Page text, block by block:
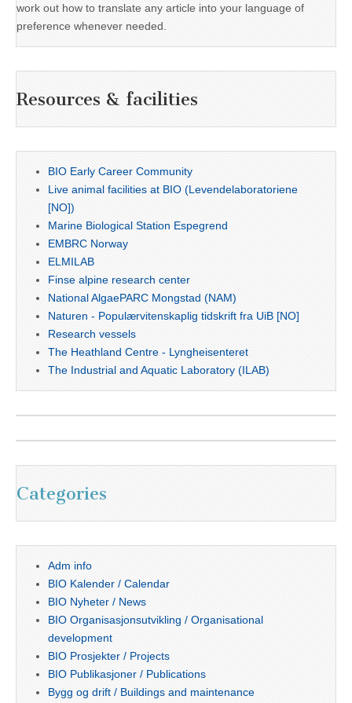
work out how to translate any article into your language of
preference whenever needed.
Resources & facilities
BIO Early Career Community
Live animal facilities at BIO (Levendelaboratoriene
[NO])
Marine Biological Station Espegrend
EMBRC Norway
ELMILAB
Finse alpine research center
National AlgaePARC Mongstad (NAM)
Naturen - Populærvitenskaplig tidskrift fra UiB [NO]
Research vessels
The Heathland Centre - Lyngheisenteret
The Industrial and Aquatic Laboratory (ILAB)
Categories
Adm info
BIO Kalender / Calendar
BIO Nyheter / News
BIO Organisasjonsutvikling / Organisational
development
BIO Prosjekter / Projects
BIO Publikasjoner / Publications
Bygg og drift / Buildings and maintenance